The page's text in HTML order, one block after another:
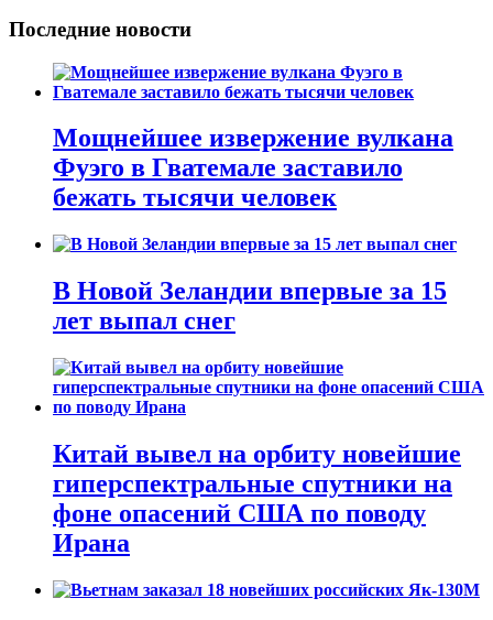
Последние новости
Мощнейшее извержение вулкана
Фуэго в Гватемале заставило
бежать тысячи человек
В Новой Зеландии впервые за 15
лет выпал снег
Китай вывел на орбиту новейшие
гиперспектральные спутники на
фоне опасений США по поводу
Ирана